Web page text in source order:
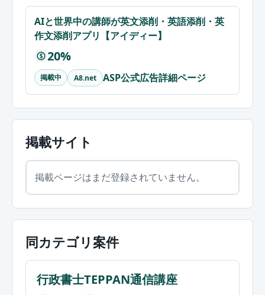
AIと世界中の講師が英文添削・英語添削・英
作文添削アプリ【アイディー】
$ 20%
掲載中 A8.net ASP公式広告詳細ページ
掲載サイト
掲載ページはまだ登録されていません。
同カテゴリ案件
行政書士TEPPAN通信講座